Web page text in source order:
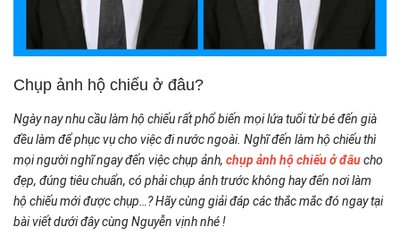
Chụp ảnh hộ chiếu ở đâu?
Ngày nay nhu cầu làm hộ chiếu rất phổ biến mọi lứa tuổi từ bé đến già
đều làm để phục vụ cho việc đi nước ngoài. Nghĩ đến làm hộ chiếu thì
mọi người nghĩ ngay đến việc chụp ảnh, chụp ảnh hộ chiếu ở đâucho
đẹp, đúng tiêu chuẩn, có phải chụp ảnh trước không hay đến nơi làm
hộ chiếu mới được chụp…? Hãy cùng giải đáp các thắc mắc đó ngay tại
bài viết dưới đây cùng Nguyễn vịnh nhé !